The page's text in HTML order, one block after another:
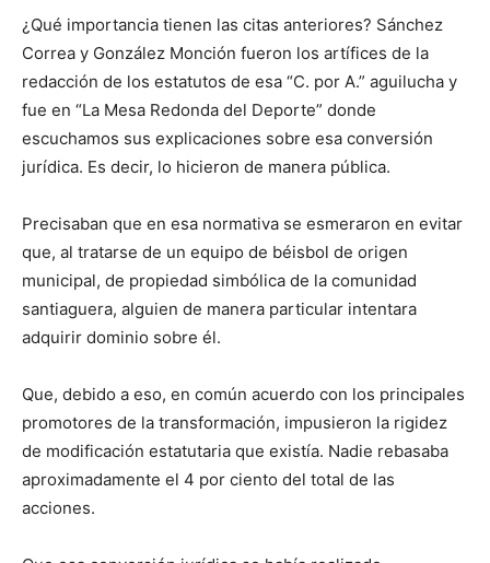
¿Qué importancia tienen las citas anteriores? Sánchez
Correa y González Monción fueron los artífices de la
redacción de los estatutos de esa “C. por A.” aguilucha y
fue en “La Mesa Redonda del Deporte” donde
escuchamos sus explicaciones sobre esa conversión
jurídica. Es decir, lo hicieron de manera pública.
Precisaban que en esa normativa se esmeraron en evitar
que, al tratarse de un equipo de béisbol de origen
municipal, de propiedad simbólica de la comunidad
santiaguera, alguien de manera particular intentara
adquirir dominio sobre él.
Que, debido a eso, en común acuerdo con los principales
promotores de la transformación, impusieron la rigidez
de modificación estatutaria que existía. Nadie rebasaba
aproximadamente el 4 por ciento del total de las
acciones.